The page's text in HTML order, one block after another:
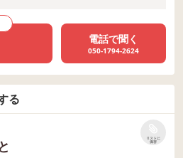
電話で聞く
050-1794-2624
る
リストに
保存